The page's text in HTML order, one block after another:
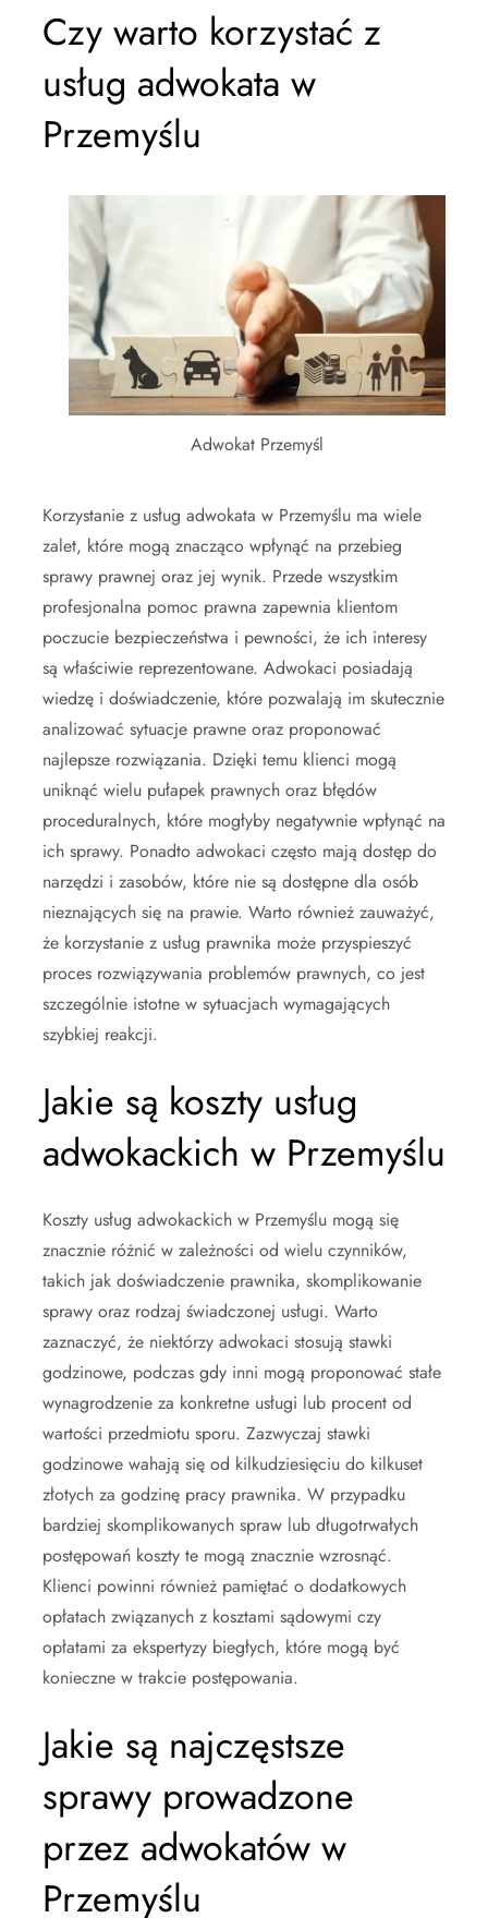
Czy warto korzystać z
usług adwokata w
Przemyślu
Adwokat Przemyśl
Korzystanie z usług adwokata w Przemyślu ma wiele
zalet, które mogą znacząco wpłynąć na przebieg
sprawy prawnej oraz jej wynik. Przede wszystkim
profesjonalna pomoc prawna zapewnia klientom
poczucie bezpieczeństwa i pewności, że ich interesy
są właściwie reprezentowane. Adwokaci posiadają
wiedzę i doświadczenie, które pozwalają im skutecznie
analizować sytuacje prawne oraz proponować
najlepsze rozwiązania. Dzięki temu klienci mogą
uniknąć wielu pułapek prawnych oraz błędów
proceduralnych, które mogłyby negatywnie wpłynąć na
ich sprawy. Ponadto adwokaci często mają dostęp do
narzędzi i zasobów, które nie są dostępne dla osób
nieznających się na prawie. Warto również zauważyć,
że korzystanie z usług prawnika może przyspieszyć
proces rozwiązywania problemów prawnych, co jest
szczególnie istotne w sytuacjach wymagających
szybkiej reakcji.
Jakie są koszty usług
adwokackich w Przemyślu
Koszty usług adwokackich w Przemyślu mogą się
znacznie różnić w zależności od wielu czynników,
takich jak doświadczenie prawnika, skomplikowanie
sprawy oraz rodzaj świadczonej usługi. Warto
zaznaczyć, że niektórzy adwokaci stosują stawki
godzinowe, podczas gdy inni mogą proponować stałe
wynagrodzenie za konkretne usługi lub procent od
wartości przedmiotu sporu. Zazwyczaj stawki
godzinowe wahają się od kilkudziesięciu do kilkuset
złotych za godzinę pracy prawnika. W przypadku
bardziej skomplikowanych spraw lub długotrwałych
postępowań koszty te mogą znacznie wzrosnąć.
Klienci powinni również pamiętać o dodatkowych
opłatach związanych z kosztami sądowymi czy
opłatami za ekspertyzy biegłych, które mogą być
konieczne w trakcie postępowania.
Jakie są najczęstsze
sprawy prowadzone
przez adwokatów w
Przemyślu